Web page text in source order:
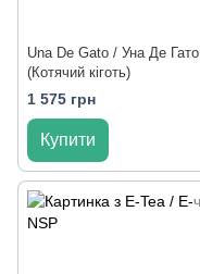
Una De Gato / Уна Де Гато
(Котячий кіготь)
1 575 грн
Купити